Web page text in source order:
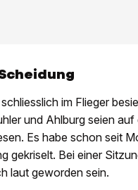
im Flieger
und Ahlburg seien auf
Es habe schon seit
gekriselt. Bei einer
laut geworden sein.